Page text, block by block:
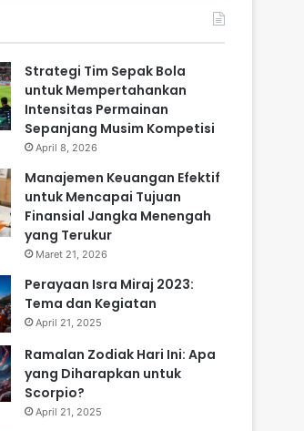
Strategi Tim Sepak Bola
untuk Mempertahankan
Intensitas Permainan
Sepanjang Musim Kompetisi
April 8, 2026
Manajemen Keuangan Efektif
untuk Mencapai Tujuan
Finansial Jangka Menengah
yang Terukur
Maret 21, 2026
Perayaan Isra Miraj 2023:
Tema dan Kegiatan
April 21, 2025
Ramalan Zodiak Hari Ini: Apa
yang Diharapkan untuk
Scorpio?
April 21, 2025